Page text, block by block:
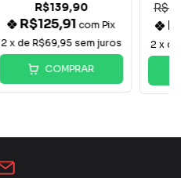
R$139,90
R$125,91com Pix
2 x deR$69,95 sem juros
COMPRAR
2 x